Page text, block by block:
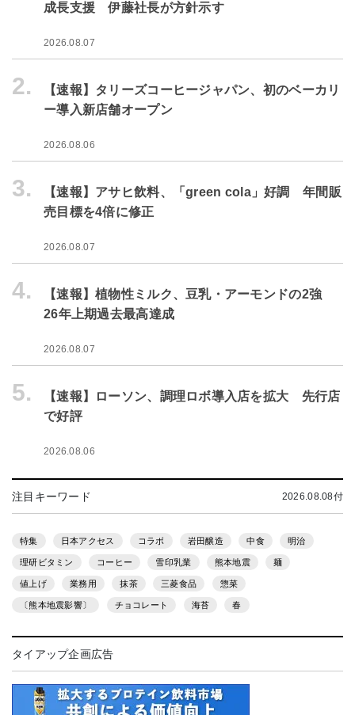
成長支援 伊藤社長が方針示す
2026.08.07
2.
【速報】タリーズコーヒージャパン、初のベーカリ
ー導入新店舗オープン
2026.08.06
3.
【速報】アサヒ飲料、「green cola」好調 年間販
売目標を4倍に修正
2026.08.07
4.
【速報】植物性ミルク、豆乳・アーモンドの2強
26年上期過去最高達成
2026.08.07
5.
【速報】ローソン、調理ロボ導入店を拡大 先行店
で好評
2026.08.06
注目キーワード 2026.08.08付
特集 日本アクセス コラボ 岩田醸造 中食 明治
理研ビタミン コーヒー 雪印乳業 熊本地震 麺
値上げ 業務用 抹茶 三菱食品 惣菜
〔熊本地震影響〕 チョコレート 海苔 春
タイアップ企画広告